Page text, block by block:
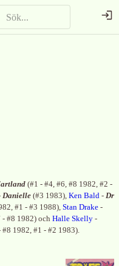
(#1 - #4, #6, #8 1982, #2 -
Danielle (#3 1983), Ken Bald - Dr
#1 - #3 1988), Stan Drake -
- #8 1982) och Halle Skelly -
#8 1982, #1 - #2 1983).